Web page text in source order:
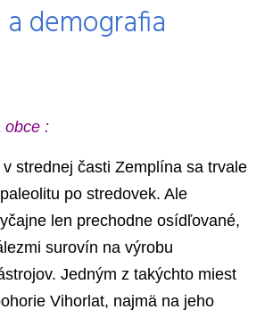
demografia
obce :
strednej časti Zemplína sa trvale
po stredovek. Ale
len prechodne osídľované,
surovín na výrobu
Jedným z takýchto miest
Vihorlat, najmä na jeho